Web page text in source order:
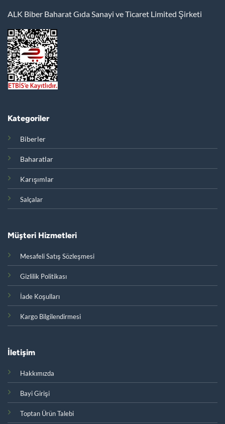
ALK Biber Baharat Gıda Sanayi ve Ticaret Limited Şirketi
Kategoriler
Biberler
Baharatlar
Karışımlar
Salçalar
Müşteri Hizmetleri
Mesafeli Satış Sözleşmesi
Gizlilik Politikası
İade Koşulları
Kargo Bilgilendirmesi
İletişim
Hakkımızda
Bayi Girişi
Toptan Ürün Talebi